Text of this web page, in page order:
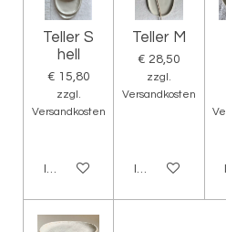
Teller S
hell
€ 15,80
zzgl.
Versandkosten
In den Warenkorb
Teller M
€ 28,50
zzgl.
Versandkosten
In den